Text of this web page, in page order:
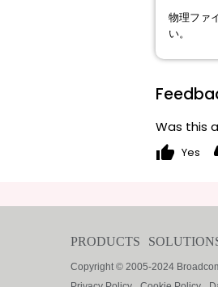
物理ファ
い。
Was this
thumb_up Yes